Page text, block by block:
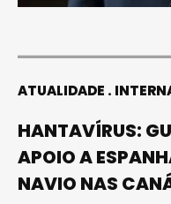
ATUALIDADE
HANTAVÍRUS:
APOIO A
NAVIO NAS